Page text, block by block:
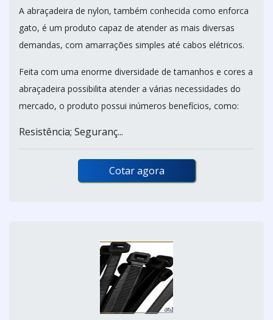
A abraçadeira de nylon, também conhecida como enforca
gato, é um produto capaz de atender as mais diversas
demandas, com amarrações simples até cabos elétricos.
Feita com uma enorme diversidade de tamanhos e cores a
abraçadeira possibilita atender a várias necessidades do
mercado, o produto possui inúmeros benefícios, como:
Resistência; Seguranç...
Cotar agora